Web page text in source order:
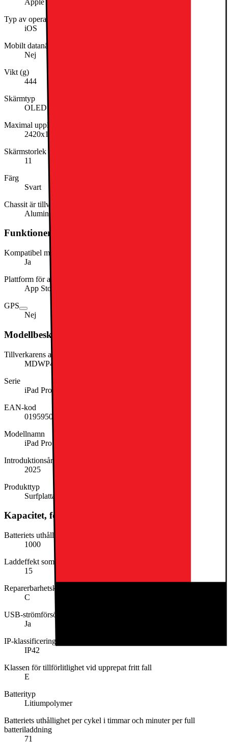
Typ av operativsystem
iOS
Mobilt datanätverk
Nej
Vikt (g)
444
Skärmtyp
OLED
Maximal upplösning
2420x1668
Skärmstorlek (tum)
11
Färg
Svart
Chassit är tillverkat av
Aluminium
Funktioner och egenskaper
Kompatibel med stylus
Ja
Plattform för app-distribution
App Store
GPS
Nej
Modellbeskrivning
Tillverkarens artikelnummer
MDWP4KN/A
Serie
iPad Pro
EAN-kod
0195950396270
Modellnamn
iPad Pro 11
Introduktionsår
2025
Produkttyp
Surfplatta
Kapacitet, förbrukning och strömförsörjning
Batteriets uthållighet i cykler
1000
Laddeffekt som krävs (min. i W)
15
Reparerbarhetsklassen
C
USB-strömförsörjning (USB PD)
Ja
IP-klassificering (IP Classification)
IP42
Klassen för tillförlitlighet vid upprepat fritt fall
E
Batterityp
Litiumpolymer
Batteriets uthållighet per cykel i timmar och minuter per full
batteriladdning
71